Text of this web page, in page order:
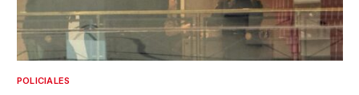
POLICIALES